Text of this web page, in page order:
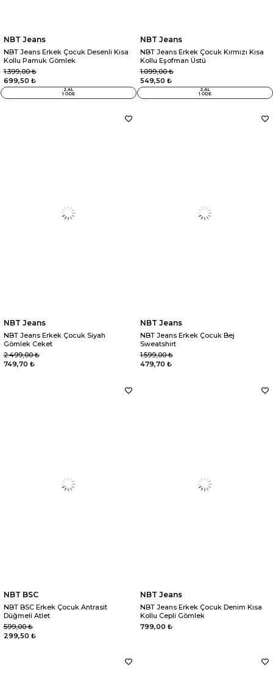
NBT Jeans
NBT Jeans Erkek Çocuk Desenli Kısa
Kollu Pamuk Gömlek
699,50 ₺
1.399,00 ₺
2 AL
1 ÖDE
NBT Jeans
NBT Jeans Erkek Çocuk Kırmızı Kısa
Kollu Eşofman Üstü
549,50 ₺
1.099,00 ₺
2 AL
1 ÖDE
NBT Jeans
NBT Jeans Erkek Çocuk Siyah
Gömlek Ceket
749,70 ₺
2.499,00 ₺
NBT Jeans
NBT Jeans Erkek Çocuk Bej
Sweatshirt
479,70 ₺
1.599,00 ₺
NBT BSC
NBT BSC Erkek Çocuk Antrasit
Düğmeli Atlet
299,50 ₺
599,00 ₺
NBT Jeans
NBT Jeans Erkek Çocuk Denim Kısa
Kollu Cepli Gömlek
799,00 ₺